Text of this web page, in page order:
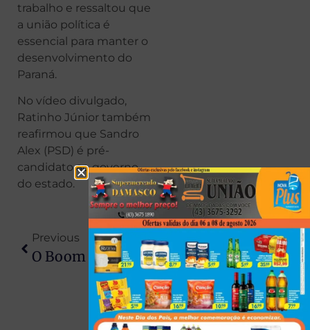
trabalho e ressaltou que
a união política é
essencial para manter o
desenvolvimento do
Paraná.
No vídeo divulgado,
Ratinho Júnior também
reafirmou que Sandro
Alex (PSD) é pré-
candidato ao governo
do estado.
Previous
O Boom Do Cenário De ESports No Brasil Será Avaliado Em Evento Em São Paulo
Next
Polícia Apreende Quase Meia Tonelada De Skunk Em Maringá